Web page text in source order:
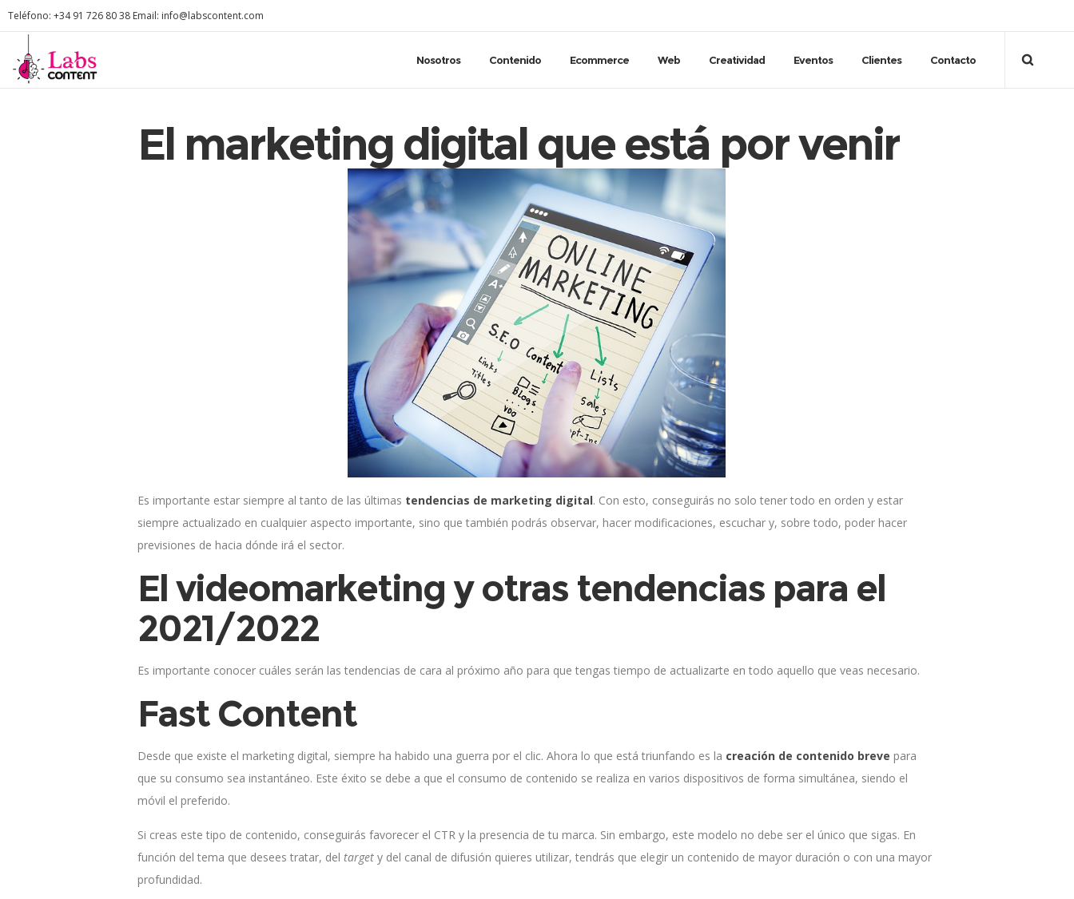
Teléfono: +34 91 726 80 38 Email: info@labscontent.com
Nosotros Contenido Ecommerce Web Creatividad Eventos Clientes Contacto
El marketing digital que está por venir
Es importante estar siempre al tanto de las últimas tendencias de marketing digital. Con esto, conseguirás no solo tener todo en orden y estar
siempre actualizado en cualquier aspecto importante, sino que también podrás observar, hacer modificaciones, escuchar y, sobre todo, poder hacer
previsiones de hacia dónde irá el sector.
El videomarketing y otras tendencias para el
2021/2022
Es importante conocer cuáles serán las tendencias de cara al próximo año para que tengas tiempo de actualizarte en todo aquello que veas necesario.
Fast Content
Desde que existe el marketing digital, siempre ha habido una guerra por el clic. Ahora lo que está triunfando es la creación de contenido breve para
que su consumo sea instantáneo. Este éxito se debe a que el consumo de contenido se realiza en varios dispositivos de forma simultánea, siendo el
móvil el preferido.
Si creas este tipo de contenido, conseguirás favorecer el CTR y la presencia de tu marca. Sin embargo, este modelo no debe ser el único que sigas. En
función del tema que desees tratar, del target y del canal de difusión quieres utilizar, tendrás que elegir un contenido de mayor duración o con una mayor
profundidad.